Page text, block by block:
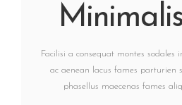
Facilisi a consequat montes sodales
ac aenean lacus fames parturien
phasellus maecenas fames